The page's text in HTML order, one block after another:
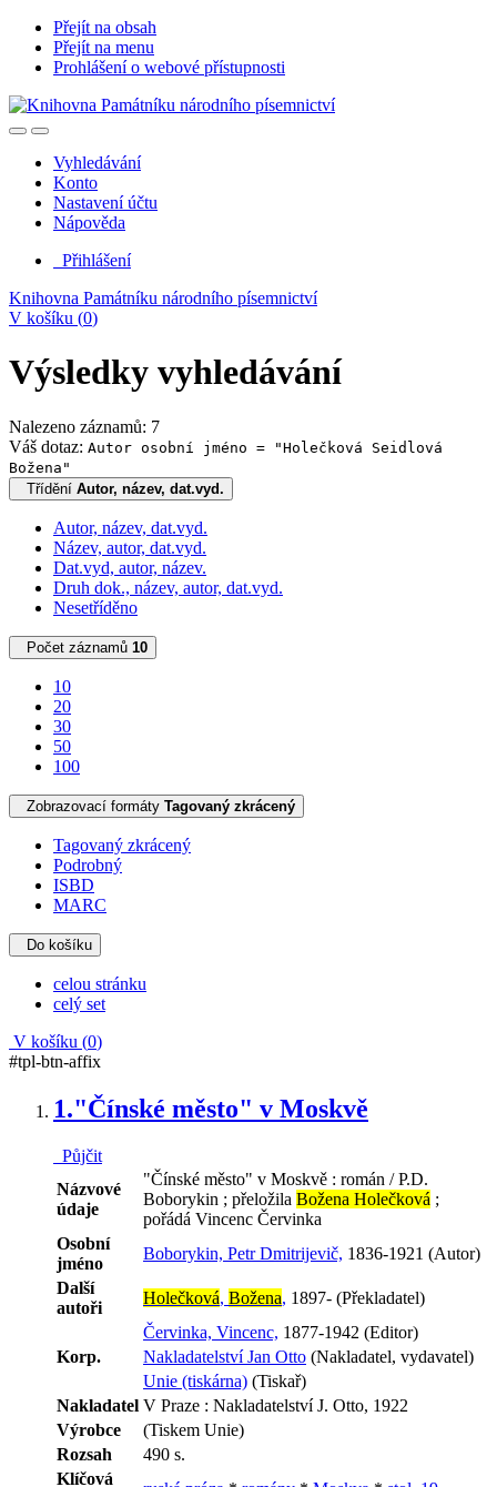
Přejít na obsah
Přejít na menu
Prohlášení o webové přístupnosti
Vyhledávání
Konto
Nastavení účtu
Nápověda
Přihlášení
Knihovna Památníku národního písemnictví
V košíku (0)
Výsledky vyhledávání
Nalezeno záznamů: 7
Váš dotaz: Autor osobní jméno = "Holečková Seidlová
Božena"
Třídění Autor, název, dat.vyd.
Autor, název, dat.vyd.
Název, autor, dat.vyd.
Dat.vyd, autor, název.
Druh dok., název, autor, dat.vyd.
Nesetříděno
Počet záznamů 10
10
20
30
50
100
Zobrazovací formáty Tagovaný zkrácený
Tagovaný zkrácený
Podrobný
ISBD
MARC
Do košíku
celou stránku
celý set
V košíku (0)
#tpl-btn-affix
1."Čínské město" v Moskvě
Půjčit
Názvové
údaje
"Čínské město" v Moskvě : román / P.D.
Boborykin ; přeložila Božena Holečková ;
pořádá Vincenc Červinka
Osobní
jméno
Boborykin, Petr Dmitrijevič, 1836-1921 (Autor)
Další
autoři
Holečková, Božena, 1897- (Překladatel)
Červinka, Vincenc, 1877-1942 (Editor)
Korp.
Nakladatelství Jan Otto (Nakladatel, vydavatel)
Unie (tiskárna) (Tiskař)
Nakladatel V Praze : Nakladatelství J. Otto, 1922
Výrobce
(Tiskem Unie)
Rozsah
490 s.
Klíčová